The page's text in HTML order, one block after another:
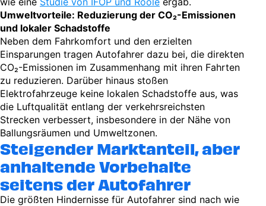
Umweltvorteile: Reduzierung der CO₂-Emissionen
und lokaler Schadstoffe
Neben dem Fahrkomfort und den erzielten
Einsparungen tragen Autofahrer dazu bei, die direkten
CO₂-Emissionen im Zusammenhang mit ihren Fahrten
zu reduzieren. Darüber hinaus stoßen
Elektrofahrzeuge keine lokalen Schadstoffe aus, was
die Luftqualität entlang der verkehrsreichsten
Strecken verbessert, insbesondere in der Nähe von
Ballungsräumen und Umweltzonen.
Steigender Marktanteil, aber
anhaltende Vorbehalte
seitens der Autofahrer
Die größten Hindernisse für Autofahrer sind nach wie